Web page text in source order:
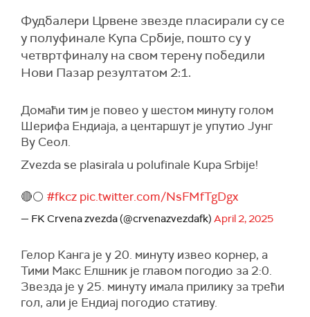
Фудбалери Црвене звезде пласирали су се
у полуфинале Купа Србије, пошто су у
четвртфиналу на свом терену победили
Нови Пазар резултатом 2:1.
Домаћи тим је повео у шестом минуту голом
Шерифа Ендиајa, а центаршут је упутио Јунг
Ву Сеол.
Zvezda se plasirala u polufinale Kupa Srbije!
🔴⚪️ #fkcz pic.twitter.com/NsFMfTgDgx
— FK Crvena zvezda (@crvenazvezdafk) April 2, 2025
Гелор Канга је у 20. минуту извео корнер, а
Тими Макс Елшник је главом погодио за 2:0.
Звезда је у 25. минуту имала прилику за трећи
гол, али је Ендиај погодио стативу.